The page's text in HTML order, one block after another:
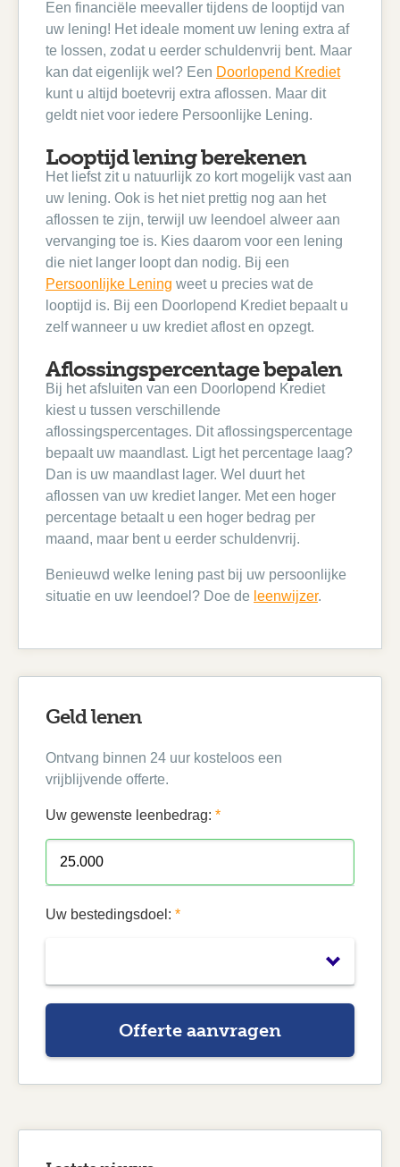
Een financiële meevaller tijdens de looptijd van
uw lening! Het ideale moment uw lening extra af
te lossen, zodat u eerder schuldenvrij bent. Maar
kan dat eigenlijk wel? Een Doorlopend Krediet
kunt u altijd boetevrij extra aflossen. Maar dit
geldt niet voor iedere Persoonlijke Lening.
Looptijd lening berekenen
Het liefst zit u natuurlijk zo kort mogelijk vast aan
uw lening. Ook is het niet prettig nog aan het
aflossen te zijn, terwijl uw leendoel alweer aan
vervanging toe is. Kies daarom voor een lening
die niet langer loopt dan nodig. Bij een
Persoonlijke Lening weet u precies wat de
looptijd is. Bij een Doorlopend Krediet bepaalt u
zelf wanneer u uw krediet aflost en opzegt.
Aflossingspercentage bepalen
Bij het afsluiten van een Doorlopend Krediet
kiest u tussen verschillende
aflossingspercentages. Dit aflossingspercentage
bepaalt uw maandlast. Ligt het percentage laag?
Dan is uw maandlast lager. Wel duurt het
aflossen van uw krediet langer. Met een hoger
percentage betaalt u een hoger bedrag per
maand, maar bent u eerder schuldenvrij.
Benieuwd welke lening past bij uw persoonlijke
situatie en uw leendoel? Doe de leenwijzer.
Geld lenen
Ontvang binnen 24 uur kosteloos een
vrijblijvende offerte.
Uw gewenste leenbedrag: *
Uw bestedingsdoel: *
Offerte aanvragen